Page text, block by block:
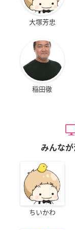
大塚芳忠
稲田徹
みんな
ちいかわ